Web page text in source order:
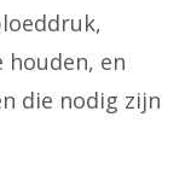
en
die nodig zijn